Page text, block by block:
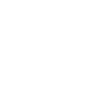
stato ottenuto il
di utilizzare il
È possibile eseguire
di backup o
sull’hard disk
solo per fini di